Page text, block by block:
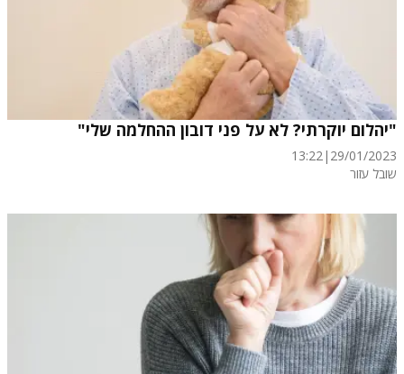
"יהלום יוקרתי? לא על פני דובון ההחלמה שלי"
29/01/2023
|
13:22
שובל עזור